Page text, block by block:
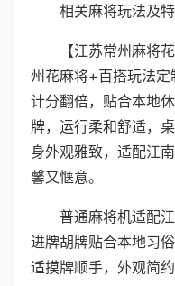
相关麻将玩法及
【江苏常州麻将
州花麻将+百搭玩法
计分翻倍，贴合本地
牌，运行柔和舒适，
身外观雅致，适配江
馨又惬意。
普通麻将机适配
进牌胡牌贴合本地习
适摸牌顺手，外观简约